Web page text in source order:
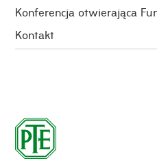
Konferencja otwierająca
Kontakt